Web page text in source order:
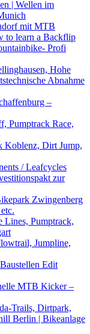
| Wellen im
mit MTB
to learn a Backflip
Profi
Hohe
Abnahme
–
Pumptrack Race,
Koblenz, Dirt Jump,
/ Leafcycles
zur
Zwingenberg
Lines, Pumptrack,
Jumpline,
Edit
MTB Kicker –
Trails, Dirtpark,
Berlin | Bikeanlage